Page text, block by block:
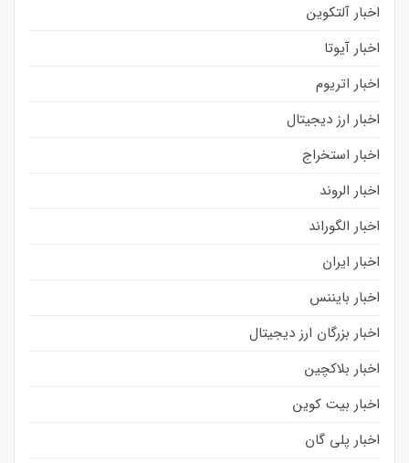
اخبار آلتکوین
اخبار آیوتا
اخبار اتریوم
اخبار ارز دیجیتال
اخبار استخراج
اخبار الروند
اخبار الگوراند
اخبار ایران
اخبار بایننس
اخبار بزرگان ارز دیجیتال
اخبار بلاکچین
اخبار بیت کوین
اخبار پلی گان